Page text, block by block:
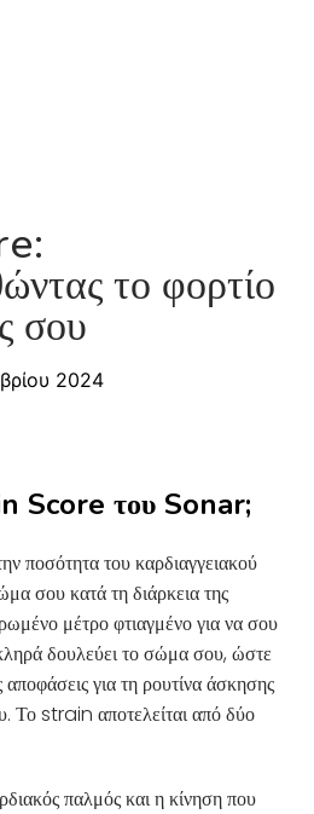
το φορτίο
σου
2024
Score του Sonar;
ποσότητα του καρδιαγγειακού
σου κατά τη διάρκεια της
μέτρο φτιαγμένο για να σου
δουλεύει το σώμα σου, ώστε
για τη ρουτίνα άσκησης
Το strain αποτελείται από δύο
παλμός και η κίνηση που